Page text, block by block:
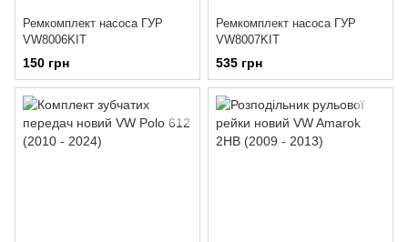
Ремкомплект насоса ГУР
VW8006KIT
150 грн
Ремкомплект насоса ГУР
VW8007KIT
535 грн